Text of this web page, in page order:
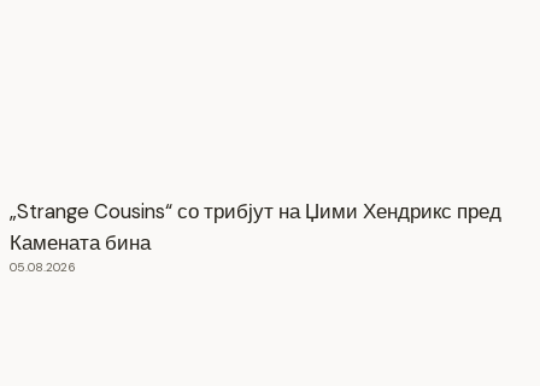
„Strange Cousins“ со трибјут на Џими Хендрикс пред
Камената бина
05.08.2026